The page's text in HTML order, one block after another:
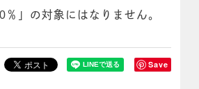
％」の対象にはなりません。
Save